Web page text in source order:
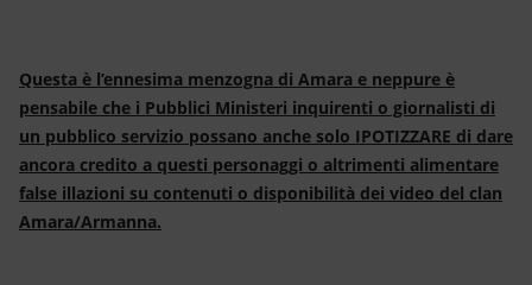
Questa è l’ennesima menzogna di Amara e neppure è
pensabile che i Pubblici Ministeri inquirenti o giornalisti di
un pubblico servizio possano anche solo IPOTIZZARE di dare
ancora credito a questi personaggi o altrimenti alimentare
false illazioni su contenuti o disponibilità dei video del clan
Amara/Armanna.